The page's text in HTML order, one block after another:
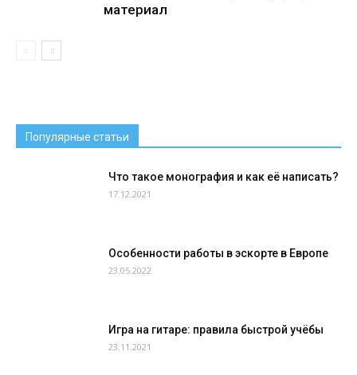
материал
Популярные статьи
Что такое монография и как её написать?
17.12.2021
Особенности работы в эскорте в Европе
23.05.2022
Игра на гитаре: правила быстрой учёбы
23.11.2021